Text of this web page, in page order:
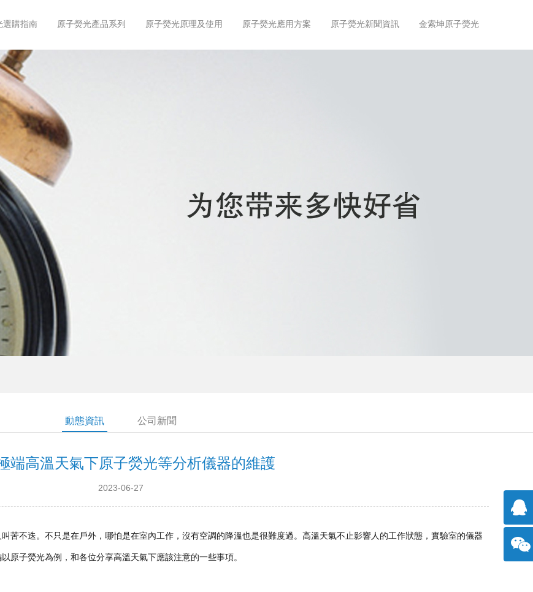
選購指南 原子熒光產品系列 原子熒光原理及使用 原子熒光應用方案 原子熒光新聞資訊 金索坤原子熒光
動態資訊 公司新聞
端高溫天氣下原子熒光等分析儀器的維護
2023-06-27
苦不迭。不只是在戶外，哪怕是在室內工作，沒有空調的降溫也是很難度過。高溫天氣不止影響人的工作狀態，實驗室的儀器
原子熒光為例，和各位分享高溫天氣下應該注意的一些事項。
擊咨